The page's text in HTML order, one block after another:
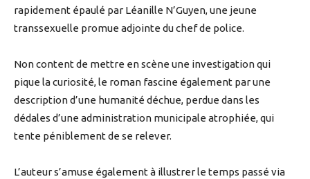
rapidement épaulé par Léanille N’Guyen, une jeune
transsexuelle promue adjointe du chef de police.
Non content de mettre en scène une investigation qui
pique la curiosité, le roman fascine également par une
description d’une humanité déchue, perdue dans les
dédales d’une administration municipale atrophiée, qui
tente péniblement de se relever.
L’auteur s’amuse également à illustrer le temps passé via